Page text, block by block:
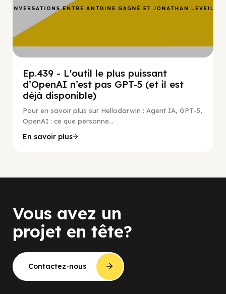
Ep.439 - L'outil le plus puissant
d’OpenAI n’est pas GPT-5 (et il est
déjà disponible)
Pour en savoir plus sur Hellodarwin : Agent IA, GPT-5,
OpenAI : ce que personne...
En savoir plus
Vous avez un
projet en tête?
Contactez-nous